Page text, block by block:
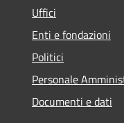
Uffici
Enti e fondazioni
Politici
Personale
Documenti e dati